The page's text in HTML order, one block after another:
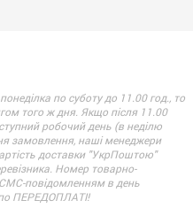
по суботу до 11.00 год., то
того ж дня. Якщо після 11.00
робочий день (в неділю
замовлення, наші менеджери
доставки "УкрПоштою"
Номер товарно-
СМС-повідомленням в день
по ПЕРЕДОПЛАТІ!